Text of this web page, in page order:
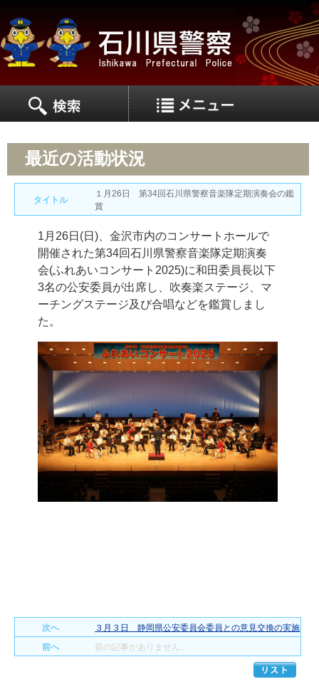
最近の活動状況
タイトル
１月26日 第34回石川県警察音楽隊定期演奏会の鑑
賞
1月26日(日)、金沢市内のコンサートホールで
開催された第34回石川県警察音楽隊定期演奏
会(ふれあいコンサート2025)に和田委員長以下
3名の公安委員が出席し、吹奏楽ステージ、マ
ーチングステージ及び合唱などを鑑賞しまし
た。
次へ
３月３日 静岡県公安委員会委員との意見交換の実施
前へ
前の記事がありません。